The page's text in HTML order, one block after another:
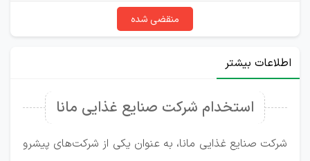
منقضی شده
اطلاعات بیشتر
استخدام شرکت صنایع غذایی مانا
شرکت صنایع غذایی مانا، به عنوان یکی از شرکت‌های پیشرو